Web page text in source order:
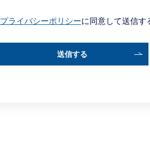
プライバシーポリシーに同意して送信す